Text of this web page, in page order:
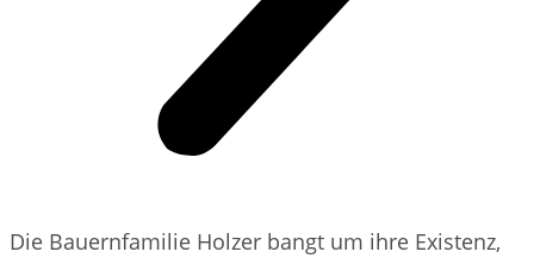
Die Bauernfamilie Holzer bangt um ihre Existenz,